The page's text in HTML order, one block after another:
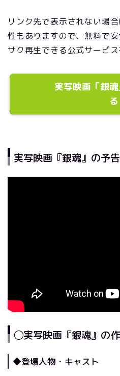
リンク先で表示されない場
性もありますので、無料で
サク再生できる公式サービス
実写映画「銀
る
実写映画『銀魂』の予
◯実写映画『銀魂』の
◆登場人物・キャスト